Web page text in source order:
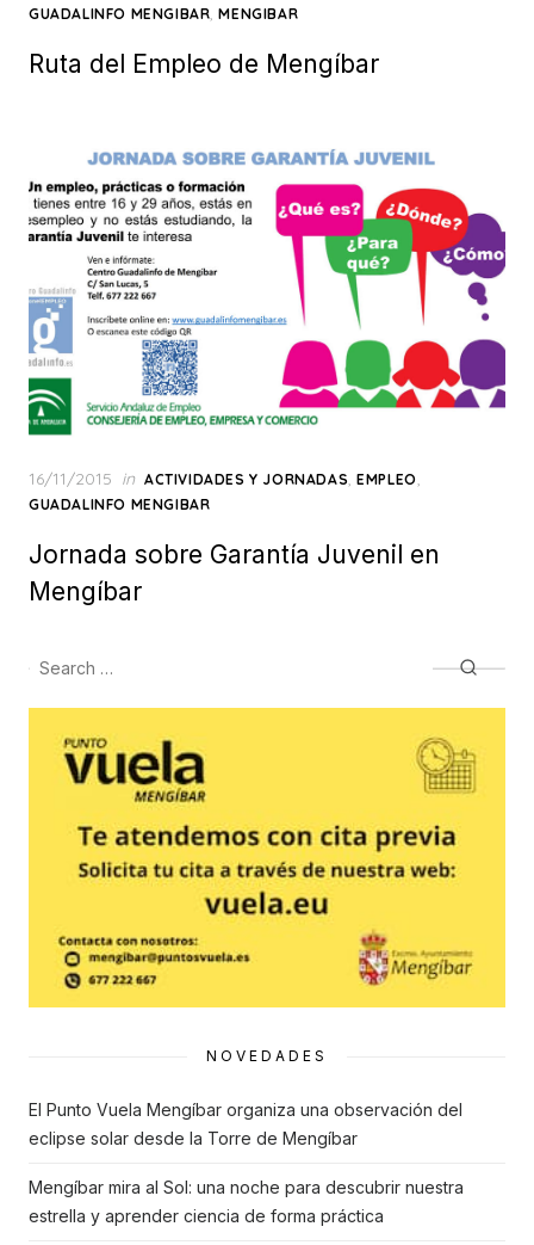
on
GUADALINFO MENGIBAR,MENGIBAR
Ruta del Empleo de Mengíbar
Posted
on
16/11/2015 in ACTIVIDADES Y JORNADAS,EMPLEO,
GUADALINFO MENGIBAR
Jornada sobre Garantía Juvenil en
Mengíbar
Search
NOVEDADES
El Punto Vuela Mengíbar organiza una observación del
eclipse solar desde la Torre de Mengíbar
Mengíbar mira al Sol: una noche para descubrir nuestra
estrella y aprender ciencia de forma práctica